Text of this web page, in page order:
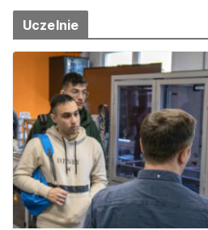
Uczelnie